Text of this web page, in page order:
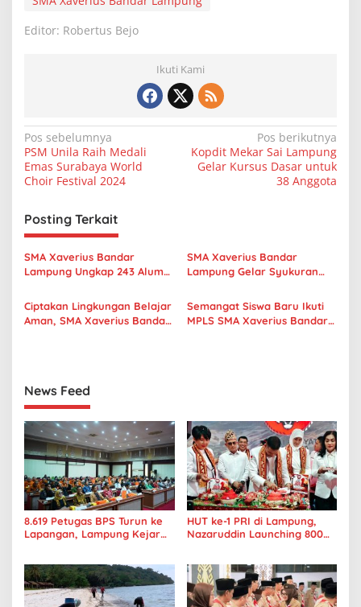
Editor: Robertus Bejo
Ikuti Kami
N
a
v
i
g
a
s
i
p
Pos sebelumnya
PSM Unila Raih Medali
Emas Surabaya World
Choir Festival 2024
Pos berikutnya
Kopdit Mekar Sai Lampung
Gelar Kursus Dasar untuk
38 Anggota
Posting Terkait
SMA Xaverius Bandar
Lampung Ungkap 243 Alumni
Mancanegara
SMA Xaverius Bandar
Lampung Gelar Syukuran
Thadeus Engko, dan
Purnabakti Suhardi
Ciptakan Lingkungan Belajar
Aman, SMA Xaverius Bandar
Semangat Siswa Baru Ikuti
MPLS SMA Xaverius Bandar
News Feed
8.619 Petugas BPS Turun ke
Lapangan, Lampung Kejar
HUT ke-1 PRI di Lampung,
Nazaruddin Launching 800